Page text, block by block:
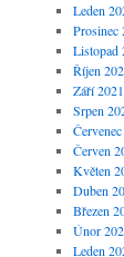
Leden
Prosinec
Listopad
Říjen
Září 2021
Srpen
Červen
Květen
Duben
Březen
Únor
Leden